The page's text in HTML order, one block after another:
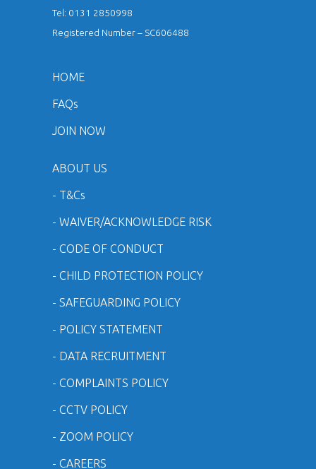
Tel: 0131 2850998
Registered Number – SC606488
HOME
FAQs
JOIN NOW
ABOUT US
- T&Cs
- WAIVER/ACKNOWLEDGE RISK
- CODE OF CONDUCT
- CHILD PROTECTION POLICY
- SAFEGUARDING POLICY
- POLICY STATEMENT
- DATA RECRUITMENT
- COMPLAINTS POLICY
- CCTV POLICY
- ZOOM POLICY
- CAREERS